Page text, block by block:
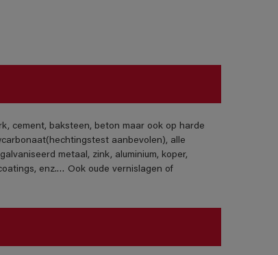
cement, baksteen, beton maar ook op harde
aanbevolen), alle
metaal, zink, aluminium, koper,
enz.… Ook oude vernislagen of